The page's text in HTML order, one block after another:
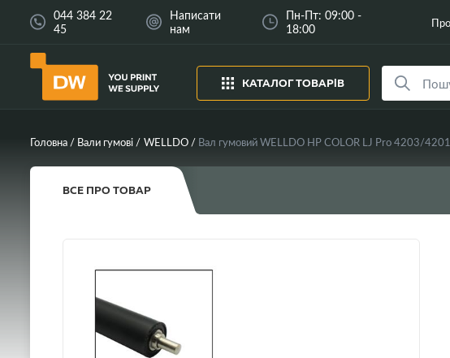
044 384 22
45
Написати
нам
Пн-Пт: 09:00 -
18:00
КАТАЛОГ ТОВАРІВ
Головна Вали гумові WELLDO
ВСЕ ПРО ТОВАР